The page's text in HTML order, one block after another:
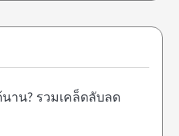
นาน? รวมเคล็ดลับลด